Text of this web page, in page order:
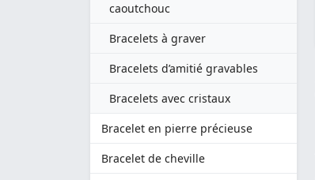
caoutchouc
Bracelets à graver
Bracelets d’amitié gravables
Bracelets avec cristaux
Bracelet en pierre précieuse
Bracelet de cheville